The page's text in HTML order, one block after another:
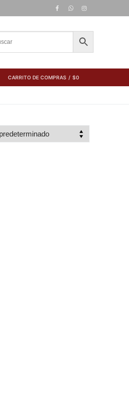
CARRITO DE COMPRAS / $0